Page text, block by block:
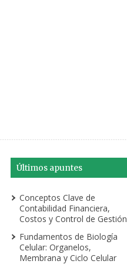
Últimos apuntes
Conceptos Clave de
Contabilidad Financiera,
Costos y Control de Gestión
Fundamentos de Biología
Celular: Organelos,
Membrana y Ciclo Celular